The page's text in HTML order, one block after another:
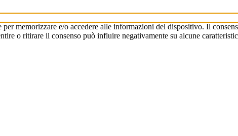
memorizzare e/o accedere alle informazioni del dispositivo. Il
o ritirare il consenso può influire negativamente su alcune